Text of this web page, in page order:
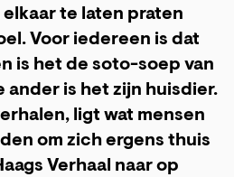
te laten praten
Voor iedereen is dat
is het de soto-soep van
ander is het zijn huisdier.
ligt wat mensen
om zich ergens thuis
Verhaal naar op